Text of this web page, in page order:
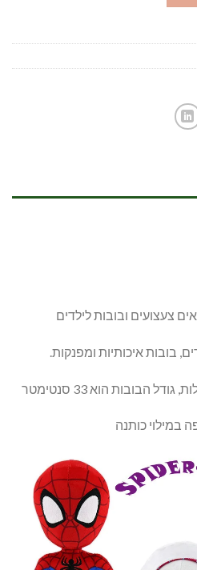
צעצועים ובובות לילדים
בובות איכותיות ומפנקות.
הבובות הוא 33 סנטימטר
במילוי כותנה